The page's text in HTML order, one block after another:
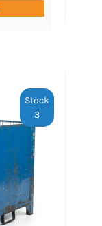
Stock
3